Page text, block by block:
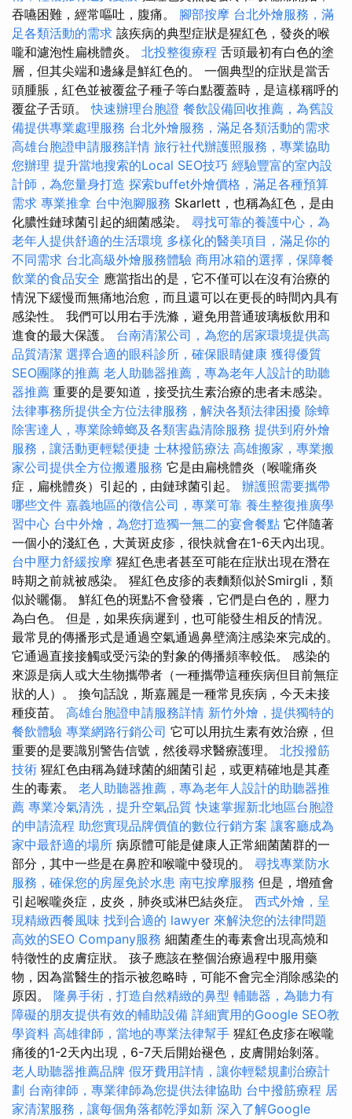
吞嚥困難，經常嘔吐，腹痛。 腳部按摩 台北外燴服務，滿
足各類活動的需求 該疾病的典型症狀是猩紅色，發炎的喉
嚨和濾泡性扁桃體炎。 北投整復療程 舌頭最初有白色的塗
層，但其尖端和邊緣是鮮紅色的。 一個典型的症狀是當舌
頭腫脹，紅色並被覆盆子種子等白點覆蓋時，是這樣稱呼的
覆盆子舌頭。快速辦理台胞證 餐飲設備回收推薦，為舊設
備提供專業處理服務 台北外燴服務，滿足各類活動的需求
高雄台胞證申請服務詳情 旅行社代辦護照服務，專業協助
您辦理 提升當地搜索的Local SEO技巧 經驗豐富的室內設
計師，為您量身打造 探索buffet外燴價格，滿足各種預算
需求 專業推拿 台中泡腳服務 Skarlett，也稱為紅色，是由
化膿性鏈球菌引起的細菌感染。 尋找可靠的養護中心，為
老年人提供舒適的生活環境 多樣化的醫美項目，滿足你的
不同需求 台北高級外燴服務體驗 商用冰箱的選擇，保障餐
飲業的食品安全 應當指出的是，它不僅可以在沒有治療的
情況下緩慢而無痛地治愈，而且還可以在更長的時間內具有
感染性。 我們可以用右手洗滌，避免用普通玻璃板飲用和
進食的最大保護。 台南清潔公司，為您的居家環境提供高
品質清潔 選擇合適的眼科診所，確保眼睛健康 獲得優質
SEO團隊的推薦 老人助聽器推薦，專為老年人設計的助聽
器推薦 重要的是要知道，接受抗生素治療的患者未感染。
法律事務所提供全方位法律服務，解決各類法律困擾 除蟑
除害達人，專業除蟑螂及各類害蟲清除服務 提供到府外燴
服務，讓活動更輕鬆便捷 士林撥筋療法 高雄搬家，專業搬
家公司提供全方位搬遷服務 它是由扁桃體炎（喉嚨痛炎
症，扁桃體炎）引起的，由鏈球菌引起。 辦護照需要攜帶
哪些文件 嘉義地區的徵信公司，專業可靠 養生整復推廣學
習中心 台中外燴，為您打造獨一無二的宴會餐點 它伴隨著
一個小的淺紅色，大黃斑皮疹，很快就會在1-6天內出現。
台中壓力舒緩按摩 猩紅色患者甚至可能在症狀出現在潛在
時期之前就被感染。 猩紅色皮疹的表麵類似於Smirgli，類
似於曬傷。 鮮紅色的斑點不會發癢，它們是白色的，壓力
為白色。 但是，如果疾病遲到，也可能發生相反的情況。
最常見的傳播形式是通過空氣通過鼻壁滴注感染來完成的。
它通過直接接觸或受污染的對象的傳播頻率較低。 感染的
來源是病人或大生物攜帶者（一種攜帶這種疾病但目前無症
狀的人）。 換句話說，斯嘉麗是一種常見疾病，今天未接
種疫苗。 高雄台胞證申請服務詳情 新竹外燴，提供獨特的
餐飲體驗 專業網路行銷公司 它可以用抗生素有效治療，但
重要的是要識別警告信號，然後尋求醫療護理。 北投撥筋
技術 猩紅色由稱為鏈球菌的細菌引起，或更精確地是其產
生的毒素。 老人助聽器推薦，專為老年人設計的助聽器推
薦 專業冷氣清洗，提升空氣品質 快速掌握新北地區台胞證
的申請流程 助您實現品牌價值的數位行銷方案 讓客廳成為
家中最舒適的場所 病原體可能是健康人正常細菌菌群的一
部分，其中一些是在鼻腔和喉嚨中發現的。 尋找專業防水
服務，確保您的房屋免於水患 南屯按摩服務 但是，增殖會
引起喉嚨炎症，皮炎，肺炎或淋巴結炎症。 西式外燴，呈
現精緻西餐風味 找到合適的 lawyer 來解決您的法律問題
高效的SEO Company服務 細菌產生的毒素會出現高燒和
特徵性的皮膚症狀。 孩子應該在整個治療過程中服用藥
物，因為當醫生的指示被忽略時，可能不會完全消除感染的
原因。 隆鼻手術，打造自然精緻的鼻型 輔聽器，為聽力有
障礙的朋友提供有效的輔助設備 詳細實用的Google SEO教
學資料 高雄律師，當地的專業法律幫手 猩紅色皮疹在喉嚨
痛後的1-2天內出現，6-7天后開始褪色，皮膚開始剝落。
老人助聽器推薦品牌 假牙費用詳情，讓你輕鬆規劃治療計
劃 台南律師，專業律師為您提供法律協助 台中撥筋療程 居
家清潔服務，讓每個角落都乾淨如新 深入了解Google